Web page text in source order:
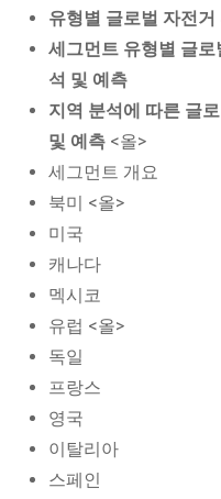
유형별 글로벌 자전
세그먼트 유형별 글
석 및 예측
지역 분석에 따른 글
및 예측 <올>
세그먼트 개요
북미 <올>
미국
캐나다
멕시코
유럽 <올>
독일
프랑스
영국
이탈리아
스페인